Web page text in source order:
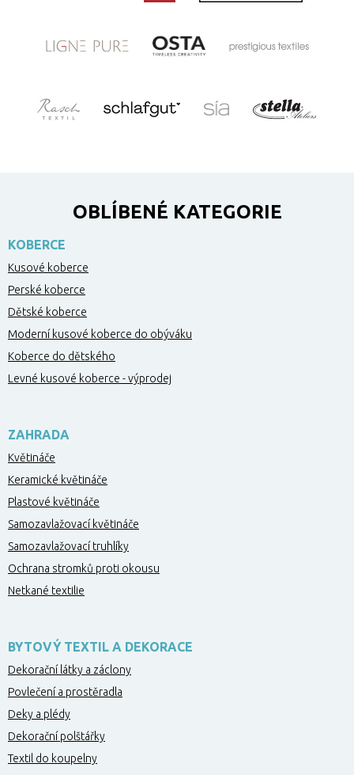
OBLÍBENÉ KATEGORIE
KOBERCE
Kusové koberce
Perské koberce
Dětské koberce
Moderní kusové koberce do obýváku
Koberce do dětského
Levné kusové koberce - výprodej
ZAHRADA
Květináče
Keramické květináče
Plastové květináče
Samozavlažovací květináče
Samozavlažovací truhlíky
Ochrana stromků proti okousu
Netkané textilie
BYTOVÝ TEXTIL A DEKORACE
Dekorační látky a záclony
Povlečení a prostěradla
Deky a plédy
Dekorační polštářky
Textil do koupelny